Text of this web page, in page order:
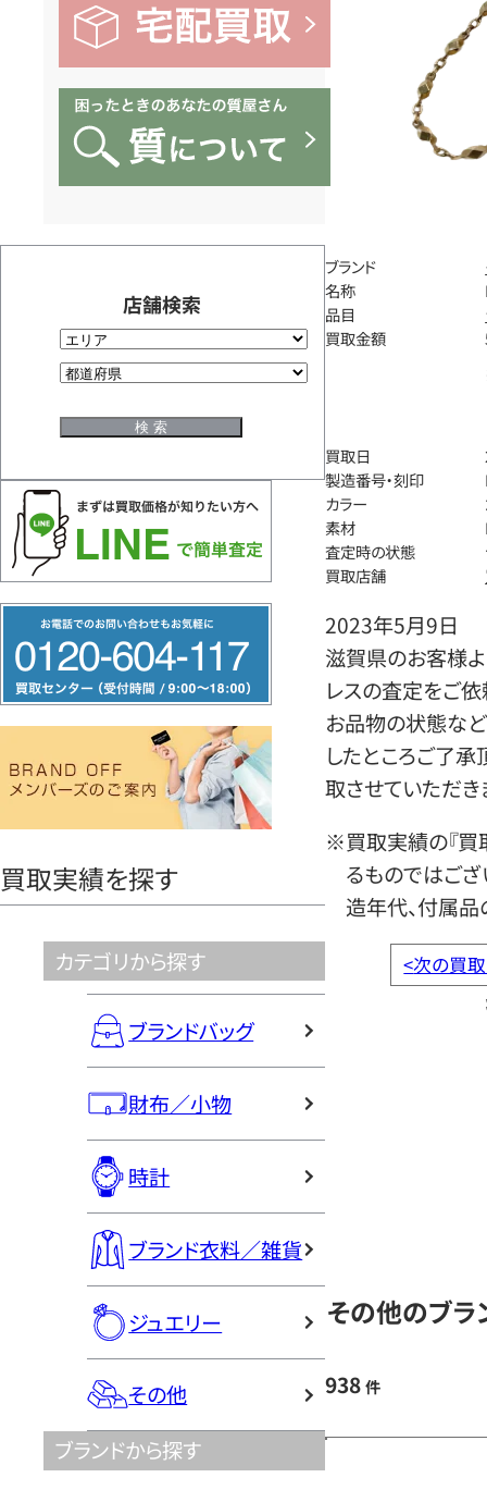
店舗検索
リ
ー
ヤ
買取実績を探す
カテゴリから探す
ブランドバッグ
財布／小物
時計
ブランド衣料／雑貨
ジュエリー
その他
ブランドから探す
ブランド
名称
品目
買取金額
買取日
製造番号・刻印
カラー
素材
査定時の状態
買取店舗
2023年5月9日
滋賀県のお客様よ
レスの査定をご依
お品物の状態など
したところご了
取させていただき
※買取実績の『買
るものではござ
造年代、付属品
<次の買
その他のブラ
938 件